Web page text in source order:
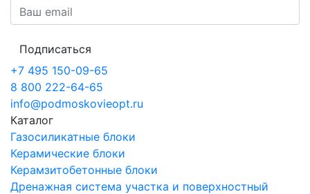
Подписаться
+7 495 150-09-65
8 800 222-64-65
info@podmoskovieopt.ru
Каталог
Газосиликатные блоки
Керамические блоки
Керамзитобетонные блоки
Дренажная система участка и поверхностный